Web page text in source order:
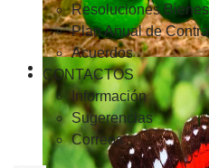
Resoluciones
Plan Anual de
Acuerdos
CONTACTOS
Información
Sugerencias
Correos